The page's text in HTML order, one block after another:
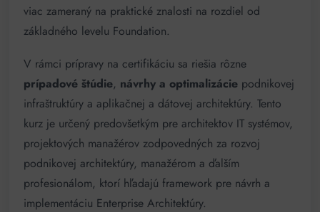
viac zameraný na praktické znalosti na rozdiel od
základného levelu Foundation.
V rámci prípravy na certifikáciu sa riešia rôzne
prípadové štúdie, návrhy a optimalizácie podnikovej
infraštruktúry a aplikačnej a dátovej architektúry. Tento
kurz je určený predovšetkým pre architektov IT systémov,
projektových manažérov zodpovedných za rozvoj
podnikovej architektúry, manažérom a ďalším
profesionálom, ktorí hľadajú framework pre návrh a
implementáciu Enterprise Architektúry.